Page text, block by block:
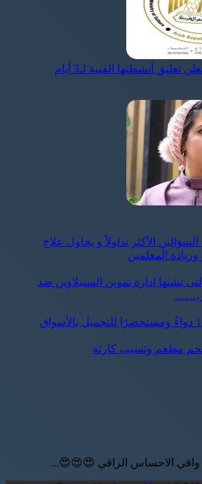
تعليق أنشطتها الفنية لـ3 أيام
الأكثر تداولاً و يحاول علاج
المعلمين
تشنها إدارة تموين السنبلاوين ضد
مطعم وتسبب كارثة
وافي الاحساس الراقي 😍😍😍...